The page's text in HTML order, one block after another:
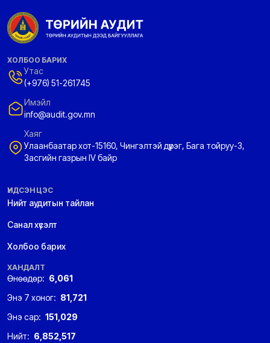
ХОЛБОО БАРИХ
Утас
(+976) 51-261745
Имэйл
info@audit.gov.mn
Хаяг
Улаанбаатар хот-15160, Чингэлтэй дүүрэг, Бага тойруу-3,
Засгийн газрын IV байр
ҮНДСЭН ЦЭС
Нийт аудитын тайлан
Санал хүсэлт
Холбоо барих
ХАНДАЛТ
Өнөөдөр: 6,061
Энэ 7 хоног: 81,721
Энэ сар: 151,029
Нийт: 6,852,517